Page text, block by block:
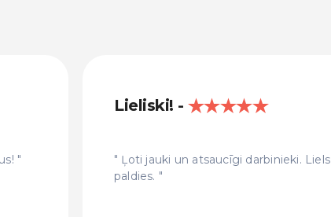
Lieliski!
Ļoti jauki un atsaucīgi darbinieki. Liels
paldies.